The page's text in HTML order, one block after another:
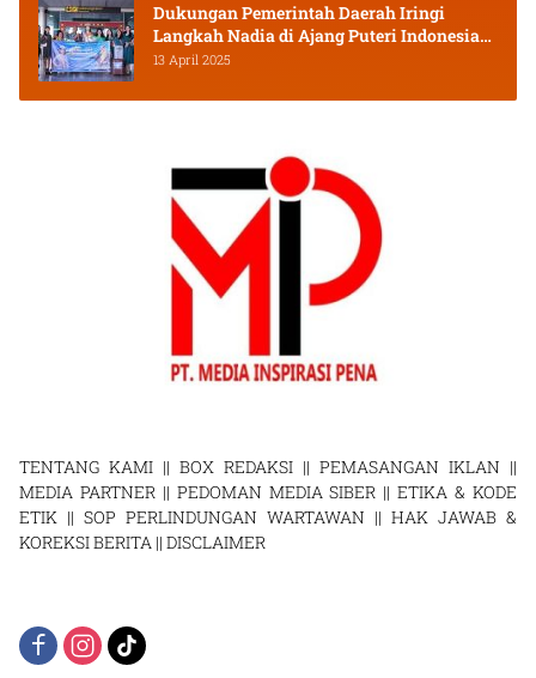
Dukungan Pemerintah Daerah Iringi
Langkah Nadia di Ajang Puteri Indonesia
2025
13 April 2025
TENTANG KAMI || BOX REDAKSI || PEMASANGAN IKLAN ||
MEDIA PARTNER|| PEDOMAN MEDIA SIBER ||ETIKA & KODE
ETIK || SOP PERLINDUNGAN WARTAWAN || HAK JAWAB &
KOREKSI BERITA || DISCLAIMER